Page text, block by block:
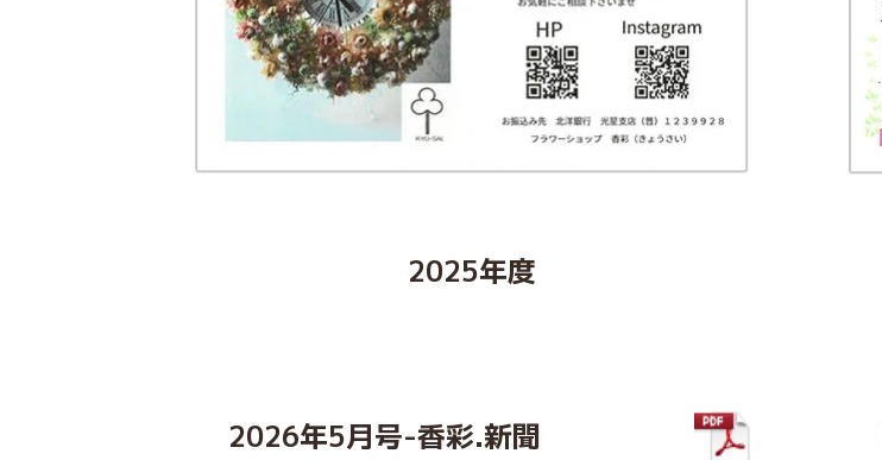
2025年度
2026年5月号-香彩.新聞